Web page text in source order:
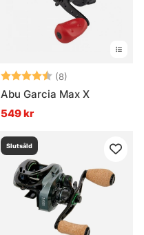
Betyg: (8)
Abu Garcia Max X
549 kr
Slutsåld